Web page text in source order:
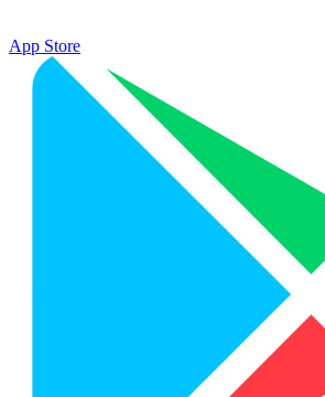
App Store